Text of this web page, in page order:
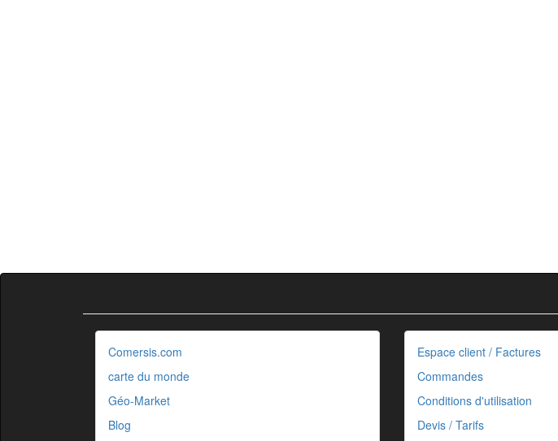
Comersis.com
carte du monde
Géo-Market
Blog
Espace client / Factures
Commandes
Conditions d'utilisation
Devis / Tarifs